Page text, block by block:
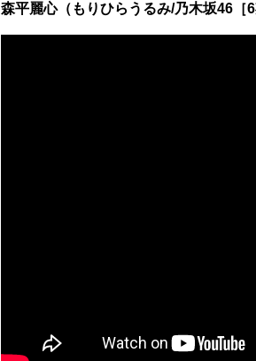
森平麗心（もりひらうるみ/乃木坂46［